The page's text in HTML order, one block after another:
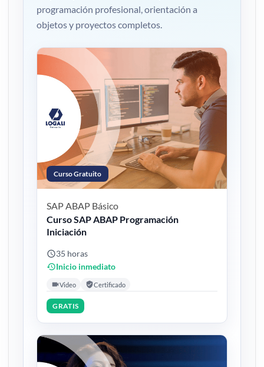
programación profesional, orientación a
objetos y proyectos completos.
Curso Gratuito
SAP ABAP Básico
Curso SAP ABAP Programación
Iniciación
35 horas
Inicio inmediato
Video Certificado
GRATIS